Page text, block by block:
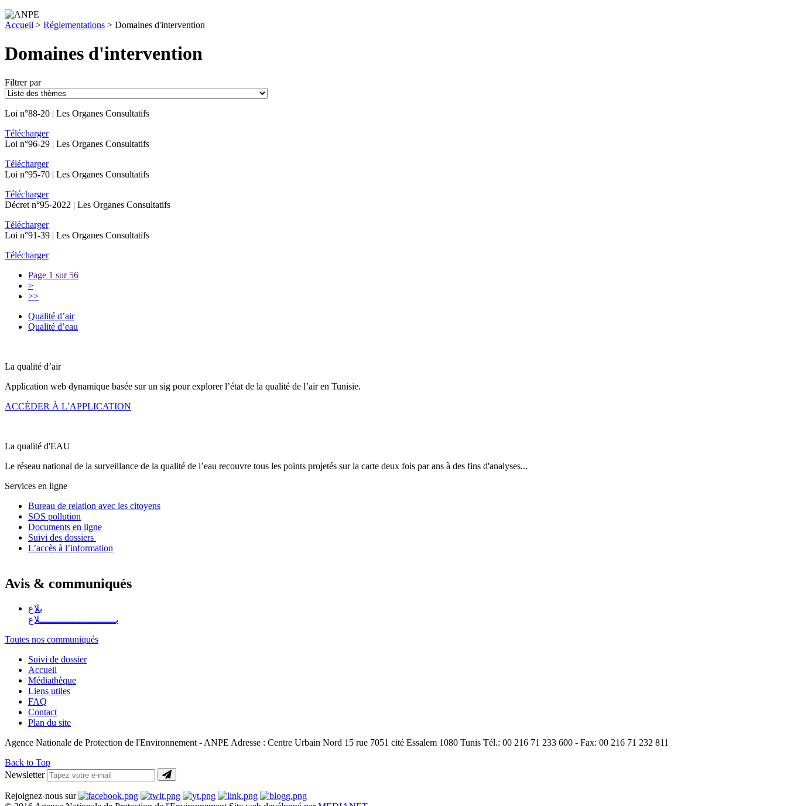
Accueil > Réglementations > Domaines d'intervention
Domaines d'intervention
Filtrer par
Loi n°88-20 | Les Organes Consultatifs
Télécharger
Loi n°96-29 | Les Organes Consultatifs
Télécharger
Loi n°95-70 | Les Organes Consultatifs
Télécharger
Décret n°95-2022 | Les Organes Consultatifs
Télécharger
Loi n°91-39 | Les Organes Consultatifs
Télécharger
Page 1 sur 56
>
>>
Qualité d’air
Qualité d’eau
La qualité d’air
Application web dynamique basée sur un sig pour explorer l’état de la qualité de l’air en Tunisie.
ACCÉDER À L’APPLICATION
La qualité d'EAU
Le réseau national de la surveillance de la qualité de l’eau recouvre tous les points projetés sur la carte deux fois par ans à des fins d'analyses...
Services en ligne
Bureau de relation avec les citoyens
SOS pollution
Documents en ligne
Suivi des dossiers
L’accès à l’information
Avis & communiqués
بلاغ
بــــــــــــــــــــــــــلاغ
Toutes nos communiqués
Suivi de dossier
Accueil
Médiathèque
Liens utiles
FAQ
Contact
Plan du site
Agence Nationale de Protection de l'Environnement - ANPE Adresse : Centre Urbain Nord 15 rue 7051 cité Essalem 1080 Tunis Tél.: 00 216 71 233 600 - Fax: 00 216 71 232 811
Back to Top
Newsletter
Rejoignez-nous sur